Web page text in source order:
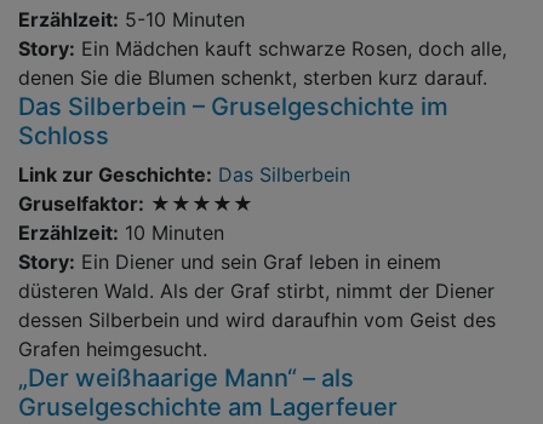
Erzählzeit: 5-10 Minuten
Story: Ein Mädchen kauft schwarze Rosen, doch alle,
denen Sie die Blumen schenkt, sterben kurz darauf.
Das Silberbein – Gruselgeschichte im
Schloss
Link zur Geschichte: Das Silberbein
Gruselfaktor: ★★★★★
Erzählzeit: 10 Minuten
Story: Ein Diener und sein Graf leben in einem
düsteren Wald. Als der Graf stirbt, nimmt der Diener
dessen Silberbein und wird daraufhin vom Geist des
Grafen heimgesucht.
„Der weißhaarige Mann“ – als
Gruselgeschichte am Lagerfeuer